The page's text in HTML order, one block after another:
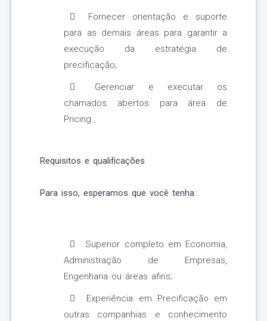
Fornecer orientação e suporte
para as demais áreas para garantir a
execução da estratégia de
precificação;
Gerenciar e executar os
chamados abertos para área de
Pricing.
Requisitos e qualificações
Para isso, esperamos que você tenha:
Superior completo em Economia,
Administração de Empresas,
Engenharia ou áreas afins;
Experiência em Precificação em
outras companhias e conhecimento